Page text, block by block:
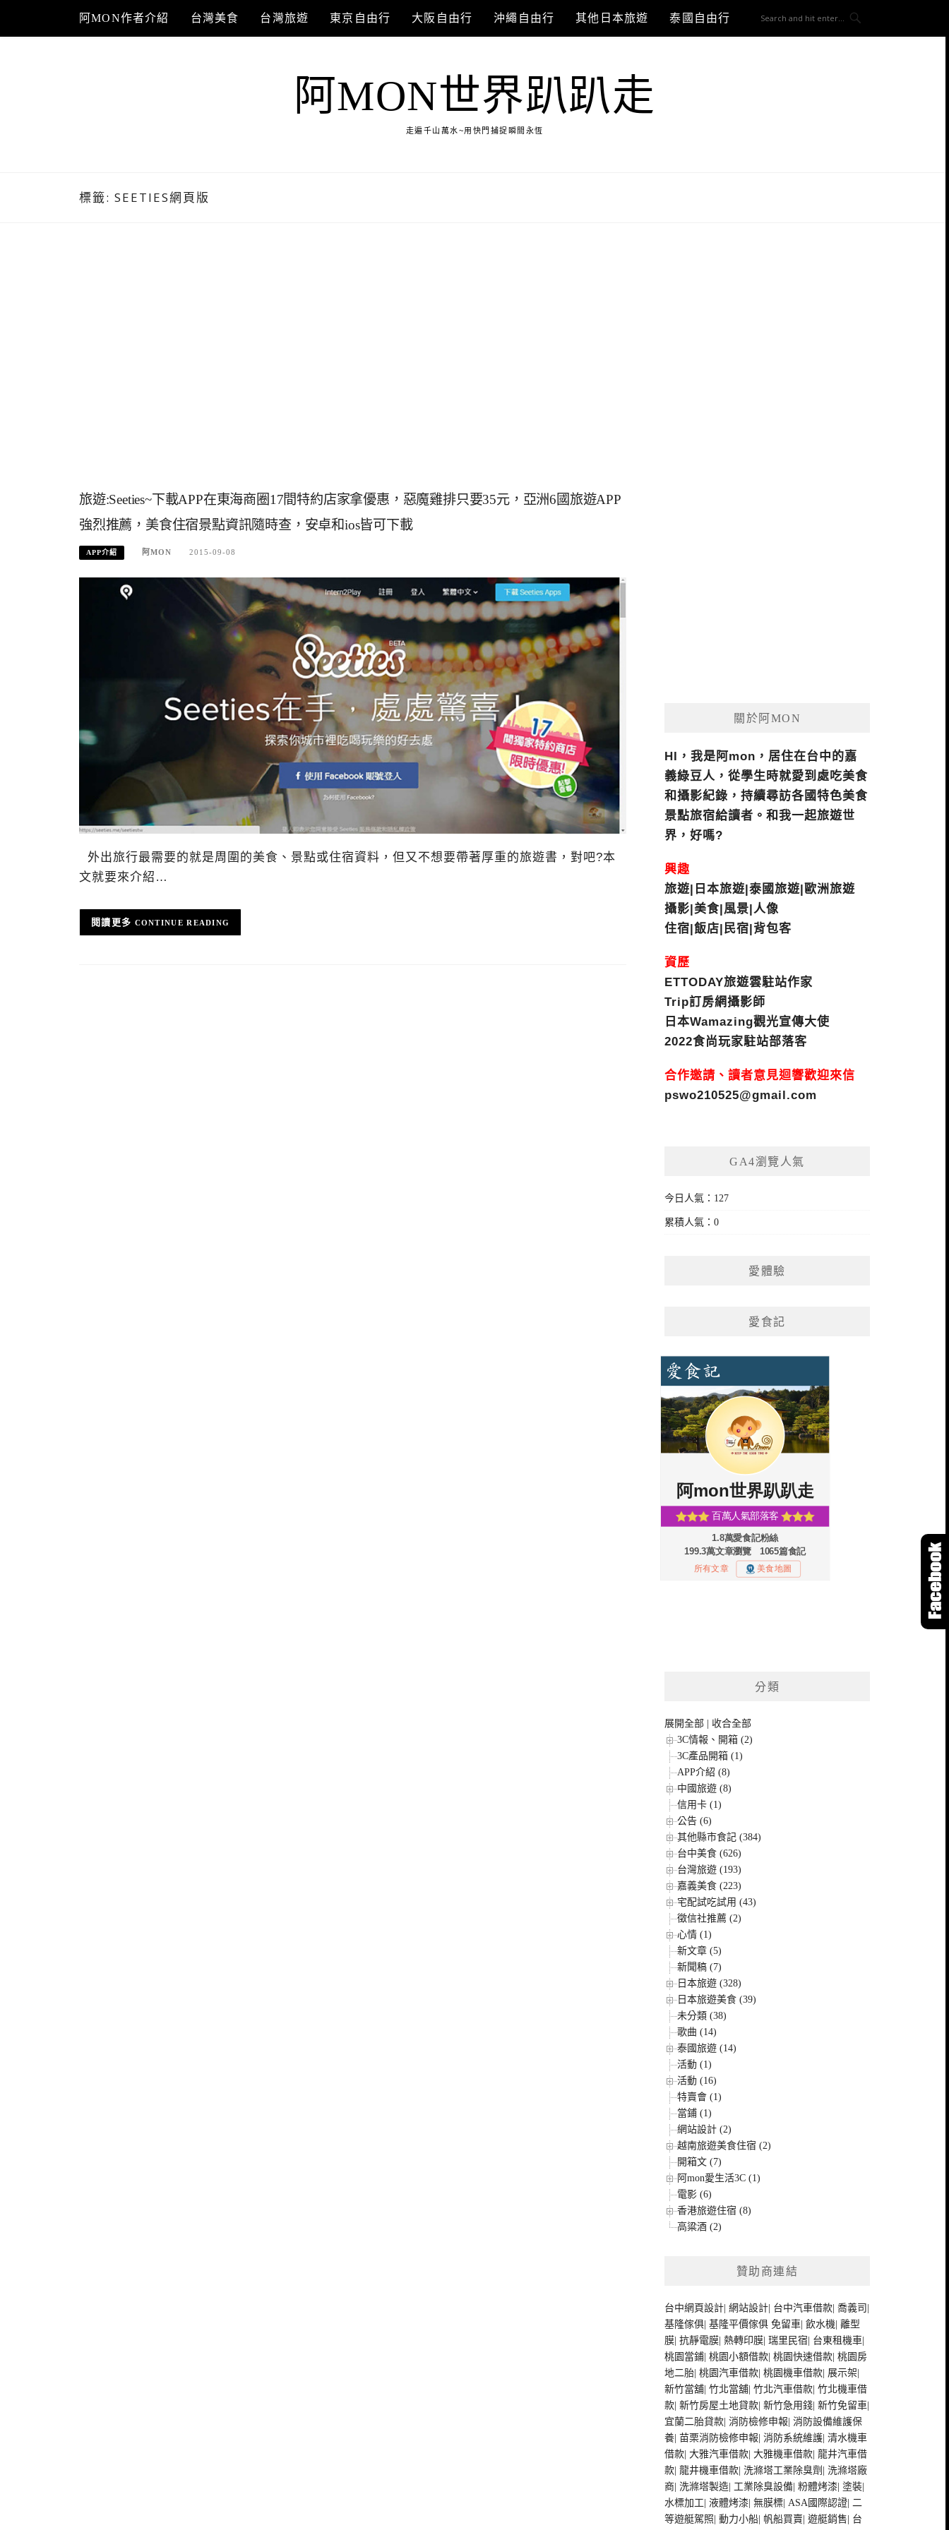
content
阿MON作者介紹 台灣美食 台灣旅遊 東京自由行 大阪自由行 沖繩自由行 其他日本旅遊 泰國自由行
阿MON世界趴趴走
走遍千山萬水~用快門捕捉瞬間永恆
標籤: SEETIES網頁版
旅遊:Seeties~下載APP在東海商圈17間特約店家拿優惠，惡魔雞排只要35元，亞洲6國旅遊APP
強烈推薦，美食住宿景點資訊隨時查，安卓和ios皆可下載
APP介紹 阿MON 2015-09-08
外出旅行最需要的就是周圍的美食、景點或住宿資料，但又不想要帶著厚重的旅遊書，對吧?本
文就要來介紹…
CONTINUE READING
關於阿MON
HI，我是阿mon，居住在台中的嘉
義綠豆人，從學生時就愛到處吃美食
和攝影紀錄，持續尋訪各國特色美食
景點旅宿給讀者。和我一起旅遊世
界，好嗎?
興趣
旅遊|日本旅遊|泰國旅遊|歐洲旅遊
攝影|美食|風景|人像
住宿|飯店|民宿|背包客
資歷
ETTODAY旅遊雲駐站作家
Trip訂房網攝影師
日本Wamazing觀光宣傳大使
2022食尚玩家駐站部落客
合作邀請、讀者意見迴響歡迎來信
pswo210525@gmail.com
GA4瀏覽人氣
今日人氣：127
累積人氣：0
愛體驗
愛食記
分類
展開全部
收合全部
3C情報、開箱 (2)
3C產品開箱 (1)
APP介紹 (8)
中國旅遊 (8)
信用卡 (1)
公告 (6)
其他縣市食記 (384)
台中美食 (626)
台灣旅遊 (193)
嘉義美食 (223)
宅配試吃試用 (43)
徵信社推薦 (2)
心情 (1)
新文章 (5)
新聞稿 (7)
日本旅遊 (328)
日本旅遊美食 (39)
未分類 (38)
歌曲 (14)
泰國旅遊 (14)
活動 (1)
活動 (16)
特賣會 (1)
當鋪 (1)
網站設計 (2)
越南旅遊美食住宿 (2)
開箱文 (7)
阿mon愛生活3C (1)
電影 (6)
香港旅遊住宿 (8)
高粱酒 (2)
贊助商連結
台中網頁設計 |網站設計 台中汽車借款 |喬義司
基隆傢俱 |基隆平價傢俱 免留車 |飲水機 |離型
膜 |抗靜電膜 |熱轉印膜 |瑞里民宿 台東租機車
桃園當鋪 |桃園小額借款 |桃園快速借款 |桃園房
地二胎 |桃園汽車借款 |桃園機車借款 展示架
新竹當舖 |竹北當舖 |竹北汽車借款 |竹北機車借
款 |新竹房屋土地貸款 |新竹急用錢 |新竹免留車
宜蘭二胎貸款 |消防檢修申報 |消防設備維護保
養 |苗栗消防檢修申報 |消防系統維護 |清水機車
借款 |大雅汽車借款 |大雅機車借款 |龍井汽車借
款 |龍井機車借款 洗滌塔工業除臭劑
洗滌塔廠
商 洗滌塔製造 工業除臭設備 |粉體烤漆 |塗裝
水標加工 |液體烤漆 |無膜標 |ASA國際認證 |二
等遊艇駕照 |動力小船 帆船買賣 |遊艇銷售 台